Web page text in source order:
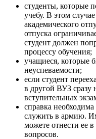
студенты, которые
учебу. В этом
академического
отпуска
студент должен
процессу обучения;
учащиеся, которые
неуспеваемости;
если студент
в другой ВУЗ сразу
вступительных
справка
служить в армию.
можете отнести ее
вопросов.